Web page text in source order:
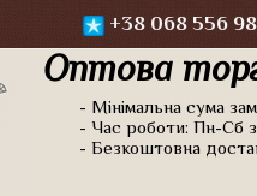
Оптова
- Мінімальна сума
- Час роботи: Пн-Сб з
- Безкоштовна
+38 068 556